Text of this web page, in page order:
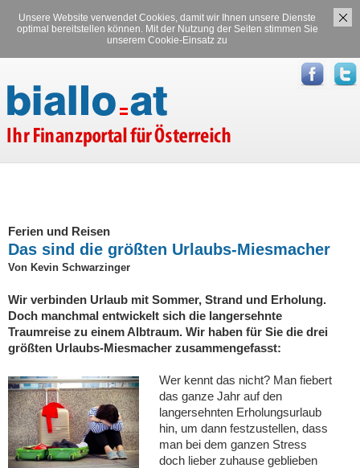
Unsere Website verwendet Cookies, damit wir Ihnen unsere Dienste
optimal bereitstellen können. Mit der Nutzung der Seiten stimmen Sie
unserem Cookie-Einsatz zu
Versicherungen Stromvergleich
Ferien und Reisen
Das sind die größten Urlaubs-Miesmacher
Von Kevin Schwarzinger
Wir verbinden Urlaub mit Sommer, Strand und Erholung.
Doch manchmal entwickelt sich die langersehnte
Traumreise zu einem Albtraum. Wir haben für Sie die drei
größten Urlaubs-Miesmacher zusammengefasst:
Wer kennt das nicht? Man fiebert
das ganze Jahr auf den
langersehnten Erholungsurlaub
hin, um dann festzustellen, dass
man bei dem ganzen Stress
doch lieber zuhause geblieben